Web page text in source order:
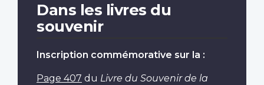
Dans les livres du
souvenir
Inscription commémorative sur la :
Page 407 du Livre du Souvenir de la